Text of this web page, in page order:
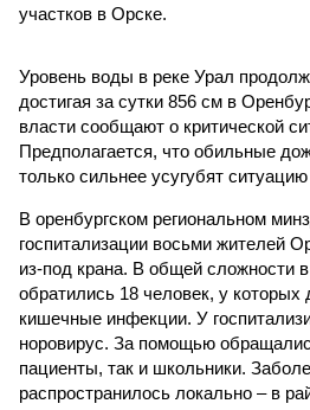
участков в Орске.
Уровень воды в реке Урал
достигая за сутки 856 см в
власти сообщают о критической
Предполагается, что обильные
только сильнее усугубят
В оренбургском региональном
госпитализации восьми жителей
из-под крана. В общей сложности
обратились 18 человек, у которых
кишечные инфекции. У
норовирус. За помощью
пациенты, так и школьники.
распространилось локально – в